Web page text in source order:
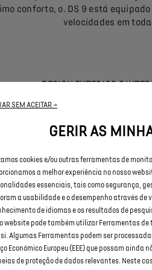
conforto, o. DS 9 está
velocidades em
DESIGN EXTERIOR E
escolha os
DIMENSÕES
DS 9 tem 4934 mm de
rebatidos e 1460 mm de
na sua versão híbrida plug-in
510
SEM ACEITAR →
GERIR AS
cookies e/ou outras ferramentas de
a melhor experiência no nosso
essenciais, tais como segurança,
a usabilidade e o desempenho através
de idiomas e os resultados de
website pode também utilizar Ferramentas
Algumas Ferramentas podem ser
Económico Europeu (EEE) que possam
de proteção de dados relevantes. Neste